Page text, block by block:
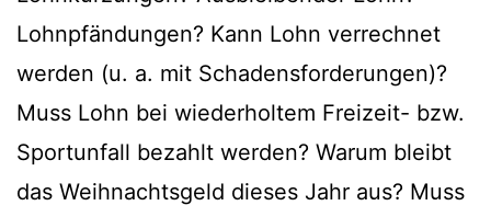
Lohnpfändungen? Kann Lohn verrechnet
werden (u. a. mit Schadensforderungen)?
Muss Lohn bei wiederholtem Freizeit- bzw.
Sportunfall bezahlt werden? Warum bleibt
das Weihnachtsgeld dieses Jahr aus? Muss